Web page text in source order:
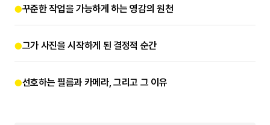
●꾸준한 작업을 가능하게 하는 영감의 원천
●그가 사진을 시작하게 된 결정적 순간
●선호하는 필름과 카메라, 그리고 그 이유